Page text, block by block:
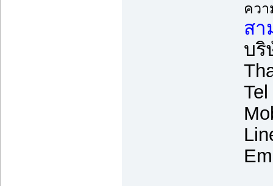
ควา
สา
บริ